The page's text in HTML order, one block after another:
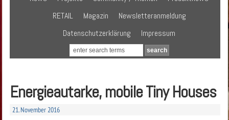
RETAIL
Magazin
Newsletteranmeldung
Datenschutzerklärung
Impressum
Energieautarke, mobile Tiny Houses
21. November 2016